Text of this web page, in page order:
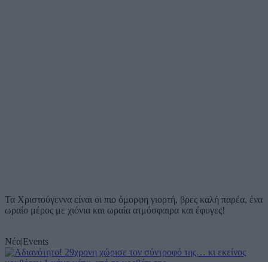
Τα Χριστούγεννα είναι οι πιο όμορφη γιορτή, βρες καλή παρέα, ένα
ωραίο μέρος με χιόνια και ωραία ατμόσφαιρα και έφυγες!
Νέα|Events